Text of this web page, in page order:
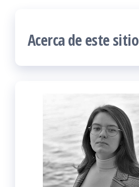
Acerca de este sitio